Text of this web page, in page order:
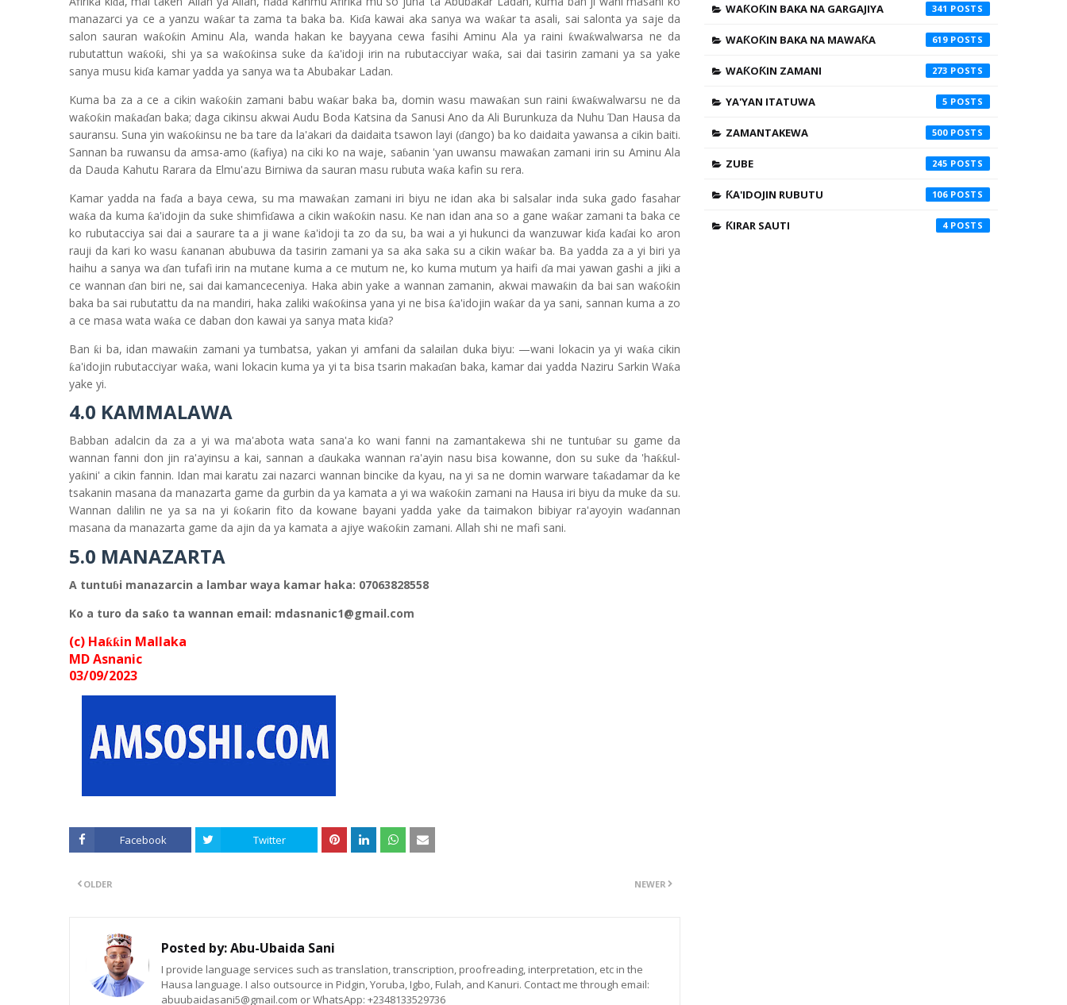
manazarci ya ce a yanzu waƙar ta zama ta baka ba. Kiɗa kawai aka sanya wa waƙar ta asali, sai salonta ya saje da
salon sauran waƙoƙin Aminu Ala, wanda hakan ke bayyana cewa fasihi Aminu Ala ya rainiƙwaƙwalwarsa ne da
rubutattun waƙoƙi, shi ya sa waƙoƙinsa suke da ƙa'idoji irin na rubutacciyar waƙa, sai dai tasirin zamani ya sa yake
sanya musu kiɗa kamar yadda ya sanya wa ta Abubakar Ladan.
Kuma ba za a ce a cikin waƙoƙin zamani babu waƙar baka ba, domin wasu mawaƙan sun rainiƙwaƙwalwarsu ne da
waƙoƙin maƙaɗan baka; daga cikinsu akwai Audu Boda Katsina da Sanusi Ano da Ali Burunkuza da Nuhu Ɗan Hausa da
sauransu. Suna yin waƙoƙinsu ne ba tare da la'akari da daidaita tsawon layi (ɗango) ba ko daidaita yawansa a cikin baiti.
Sannan ba ruwansu da amsa-amo (ƙafiya) na ciki ko na waje, saɓanin 'yan uwansu mawaƙan zamani irin su Aminu Ala
da Dauda Kahutu Rarara da Elmu'azu Birniwa da sauran masu rubuta waƙa kafin su rera.
Kamar yadda na faɗa a baya cewa, su ma mawaƙan zamani iri biyu ne idan aka bi salsalar inda suka gado fasahar
waƙa da kumaƙa'idojin da suke shimfiɗawa a cikin waƙoƙin nasu. Ke nan idan ana so a gane waƙar zamani ta baka ce
ko rubutacciya sai dai a saurare ta a ji waneƙa'idoji ta zo da su, ba wai a yi hukunci da wanzuwar kiɗa kaɗai ko aron
rauji da kari ko wasuƙananan abubuwa da tasirin zamani ya sa aka saka su a cikin waƙar ba. Ba yadda za a yi biri ya
haihu a sanya waɗan tufafi irin na mutane kuma a ce mutum ne, ko kuma mutum ya haifi ɗa mai yawan gashi a jiki a
ce wannanɗan biri ne, sai dai kamanceceniya. Haka abin yake a wannan zamanin, akwai mawaƙin da bai san waƙoƙin
baka ba sai rubutattu da na mandiri, haka zaliki waƙoƙinsa yana yi ne bisa ƙa'idojin waƙar da ya sani, sannan kuma a zo
a ce masa wata waƙa ce daban don kawai ya sanya mata kiɗa?
Banƙi ba, idan mawaƙin zamani ya tumbatsa, yakan yi amfani da salailan duka biyu: —wani lokacin ya yi waƙa cikin
ƙa'idojin rubutacciyar waƙa, wani lokacin kuma ya yi ta bisa tsarin makaɗan baka, kamar dai yadda Naziru Sarkin Waƙa
yake yi.
4.0 KAMMALAWA
Babban adalcin da za a yi wa ma'abota wata sana'a ko wani fanni na zamantakewa shi ne tuntuɓar su game da
wannan fanni don jin ra'ayinsu a kai, sannan aɗaukaka wannan ra'ayin nasu bisa kowanne, don su suke da 'haƙƙul-
yaƙini' a cikin fannin. Idan mai karatu zai nazarci wannan bincike da kyau, na yi sa ne domin warware taƙadamar da ke
tsakanin masana da manazarta game da gurbin da ya kamata a yi wa waƙoƙin zamani na Hausa iri biyu da muke da su.
Wannan dalilin ne ya sa na yiƙoƙarin fito da kowane bayani yadda yake da taimakon bibiyar ra'ayoyin waɗannan
masana da manazarta game da ajin da ya kamata a ajiye waƙoƙin zamani. Allah shi ne mafi sani.
5.0 MANAZARTA
A tuntuɓi manazarcin a lambar waya kamar haka: 07063828558
Ko a turo da saƙo ta wannan email: mdasnanic1@gmail.com
(c) Haƙƙin Mallaka
MD Asnanic
03/09/2023
Facebook Twitter
NEWER
OLDER
Posted by:Abu-Ubaida Sani
I provide language services such as translation, transcription, proofreading, interpretation, etc in the
Hausa language. I also outsource in Pidgin, Yoruba, Igbo, Fulah, and Kanuri. Contact me through email:
abuubaidasani5@gmail.com or WhatsApp: +2348133529736
WAƘOƘIN BAKA NA GARGAJIYA 341
WAƘOƘIN BAKA NA MAWAƘA 619
WAƘOƘIN ZAMANI 273
YA'YAN ITATUWA 5
ZAMANTAKEWA 500
ZUBE 245
ƘA'IDOJIN RUBUTU 106
ƘIRAR SAUTI 4